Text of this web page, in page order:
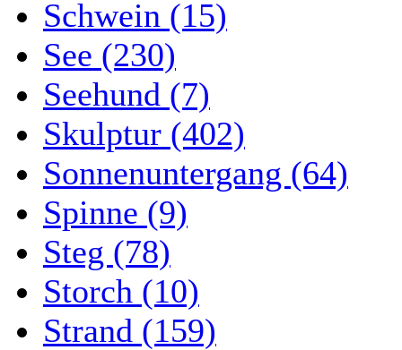
Schwein (15)
See (230)
Seehund (7)
Skulptur (402)
Sonnenuntergang (64)
Spinne (9)
Steg (78)
Storch (10)
Strand (159)